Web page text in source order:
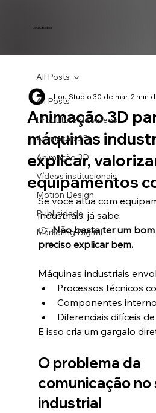
Lou Studios
All Posts
Produtora de vídeos
Animação 2D
Animação 3D
Vídeos institucionais
Motion Design
Publicidade
Marketing Digital
All Posts
Animação 3D
máquinas
explicar,
equipamentos
Lou Studio30 de mar.2 min
Se você atua com
industriais, já sabe:
👉 Não basta ter um
preciso explicar bem.
Máquinas industriais
Processos técnicos
Componentes
Diferenciais difíceis
E isso cria um gargalo
O problema da
comunicação
industrial